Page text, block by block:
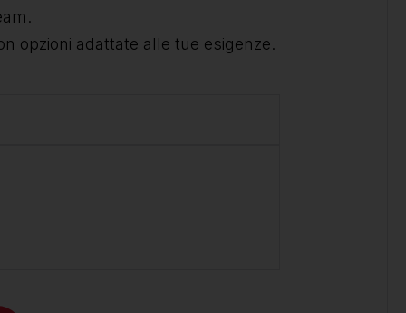
opzioni adattate alle tue esigenze.